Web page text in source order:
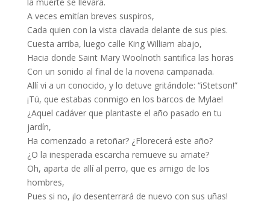
A veces emitían breves suspiros,
Cada quien con la vista clavada delante de sus pies.
Cuesta arriba, luego calle King William abajo,
Hacia donde Saint Mary Woolnoth santifica las horas
Con un sonido al final de la novena campanada.
Allí vi a un conocido, y lo detuve gritándole: “iStetson!”
¡Tú, que estabas conmigo en los barcos de Mylae!
¿Aquel cadáver que plantaste el año pasado en tu
jardín,
Ha comenzado a retoñar? ¿Florecerá este año?
¿O la inesperada escarcha remueve su arriate?
Oh, aparta de allí al perro, que es amigo de los
hombres,
Pues si no, ¡lo desenterrará de nuevo con sus uñas!